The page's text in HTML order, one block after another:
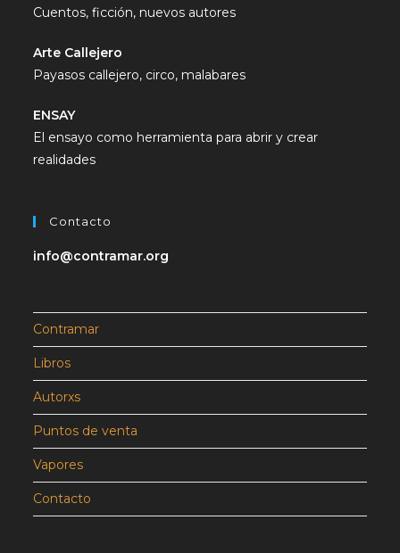
Cuentos, ficción, nuevos autores
Arte Callejero
Payasos callejero, circo, malabares
ENSAY
El ensayo como herramienta para abrir y crear
realidades
Contacto
info@contramar.org
Contramar
Libros
Autorxs
Puntos de venta
Vapores
Contacto